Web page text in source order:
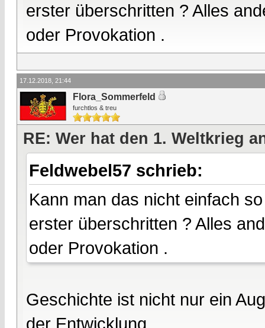
erster überschritten ? Alles
oder Provokation .
17.12.2018, 21:44
Flora_Sommerfeld
furchtlos & treu
RE: Wer hat den 1. Weltkrieg
Feldwebel57 schrieb:
Kann man das nicht einfach
erster überschritten ? Alles
oder Provokation .
Geschichte ist nicht nur ein
der Entwicklung.